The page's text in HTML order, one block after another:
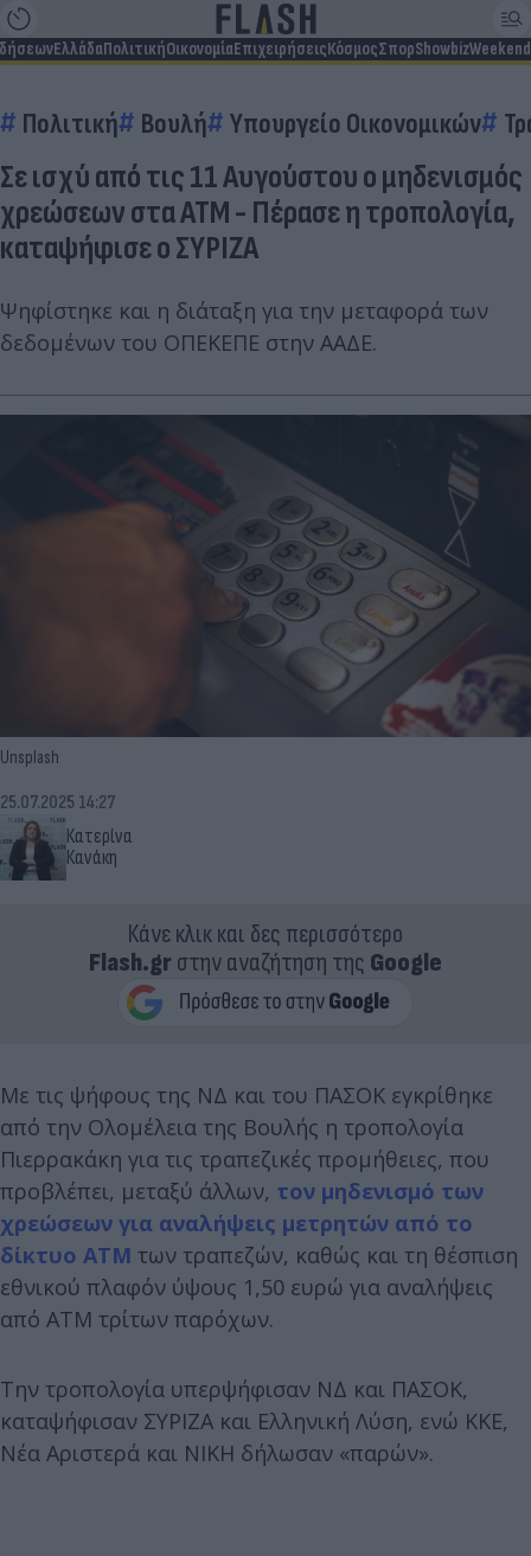
ΕλλάδαΠολιτικήΟικονομίαΕπιχειρήσειςΚόσμοςΣπορShowbizWeekend
Πολιτική Βουλή Υπουργείο Οικονομικών
Σε ισχύ από τις 11 Αυγούστου ο μηδενισμός
χρεώσεων στα ΑΤΜ - Πέρασε η τροπολογία,
καταψήφισε ο ΣΥΡΙΖΑ
Ψηφίστηκε και η διάταξη για την μεταφορά των
δεδομένων του ΟΠΕΚΕΠΕ στην ΑΑΔΕ.
Unsplash
Κατερίνα
Κανάκη
25.07.2025 14:27
Κάνε κλικ και δες περισσότερο
Flash.grστην αναζήτηση της Google
Με τις ψήφους της ΝΔ και του ΠΑΣΟΚ εγκρίθηκε
από την Ολομέλεια της Βουλής η τροπολογία
Πιερρακάκη για τις τραπεζικές προμήθειες, που
προβλέπει, μεταξύ άλλων, τον μηδενισμό των
χρεώσεων για αναλήψεις μετρητών από το
δίκτυο ΑΤΜ των τραπεζών, καθώς και τη θέσπιση
εθνικού πλαφόν ύψους 1,50 ευρώ για αναλήψεις
από ΑΤΜ τρίτων παρόχων.
Την τροπολογία υπερψήφισαν ΝΔ και ΠΑΣΟΚ,
καταψήφισαν ΣΥΡΙΖΑ και Ελληνική Λύση, ενώ ΚΚΕ,
Νέα Αριστερά και ΝΙΚΗ δήλωσαν «παρών».